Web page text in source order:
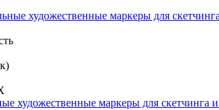
художественные маркеры для скетчинга